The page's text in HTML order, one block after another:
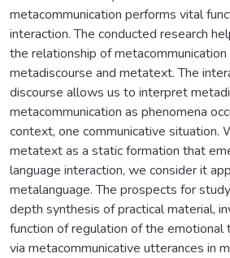
metacommunication performs vital
interaction. The conducted research
the relationship of
metadiscourse and metatext. The
discourse allows us to interpret
metacommunication as phenomena
context, one communicative situation.
metatext as a static formation that
language interaction, we consider it
metalanguage. The prospects for
depth synthesis of practical material,
function of regulation of the emotional
via metacommunicative utterances in